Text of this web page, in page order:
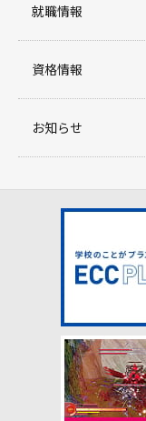
就職情報
資格情報
お知らせ